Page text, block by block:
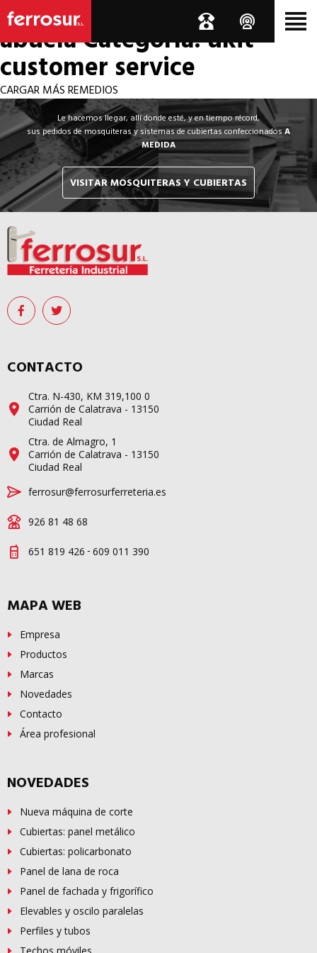
Los por si acaso de la
abuelaCategoría: ukit
customer service
CARGAR MÁS REMEDIOS
Le hacemos llegar, allí donde esté, y en tiempo récord,
sus pedidos de mosquiteras y sistemas de cubiertas confeccionadosA
MEDIDA
VISITAR MOSQUITERAS Y CUBIERTAS
CONTACTO
Ctra. N-430, KM 319,100 0
Carrión de Calatrava - 13150
Ciudad Real
Ctra. de Almagro, 1
Carrión de Calatrava - 13150
Ciudad Real
ferrosur@ferrosurferreteria.es
926 81 48 68
651 819 426 - 609 011 390
MAPA WEB
Empresa
Productos
Marcas
Novedades
Contacto
Área profesional
NOVEDADES
Nueva máquina de corte
Cubiertas: panel metálico
Cubiertas: policarbonato
Panel de lana de roca
Panel de fachada y frigorífico
Elevables y oscilo paralelas
Perfiles y tubos